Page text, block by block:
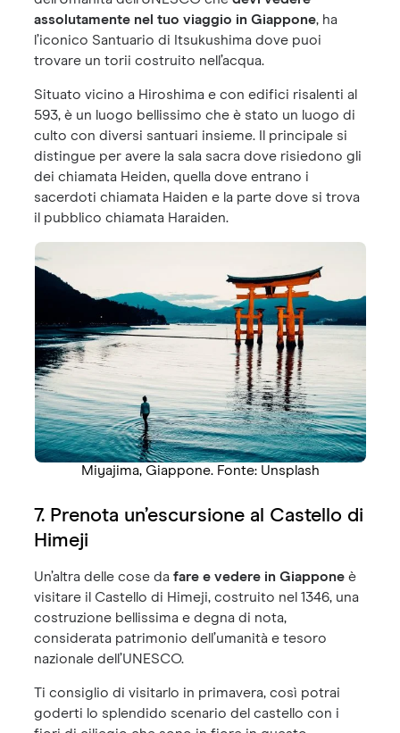
assolutamente nel tuo viaggio in Giappone, ha
l’iconico Santuario di Itsukushima dove puoi
trovare un torii costruito nell’acqua.
Situato vicino a Hiroshima e con edifici risalenti al
593, è un luogo bellissimo che è stato un luogo di
culto con diversi santuari insieme. Il principale si
distingue per avere la sala sacra dove risiedono gli
dei chiamata Heiden, quella dove entrano i
sacerdoti chiamata Haiden e la parte dove si trova
il pubblico chiamata Haraiden.
Miyajima, Giappone. Fonte: Unsplash
7. Prenota un’escursione al Castello di
Himeji
Un’altra delle cose dafare e vedere in Giappone è
visitare il Castello di Himeji, costruito nel 1346, una
costruzione bellissima e degna di nota,
considerata patrimonio dell’umanità e tesoro
nazionale dell’UNESCO.
Ti consiglio di visitarlo in primavera, così potrai
goderti lo splendido scenario del castello con i